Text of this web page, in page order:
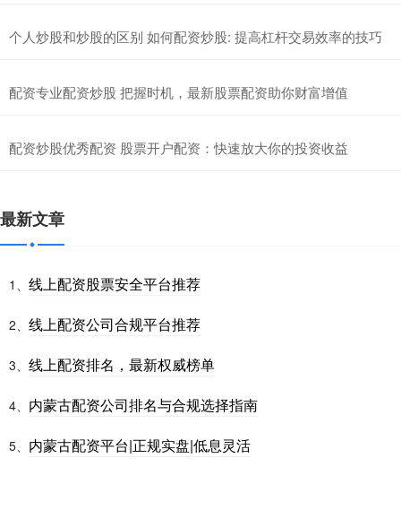
个人炒股和炒股的区别 如何配资炒股: 提高杠杆交易效率的技巧
配资专业配资炒股 把握时机，最新股票配资助你财富增值
配资炒股优秀配资 股票开户配资：快速放大你的投资收益
最新文章
1、 线上配资股票安全平台推荐
2、 线上配资公司合规平台推荐
3、 线上配资排名，最新权威榜单
4、 内蒙古配资公司排名与合规选择指南
5、 内蒙古配资平台|正规实盘|低息灵活